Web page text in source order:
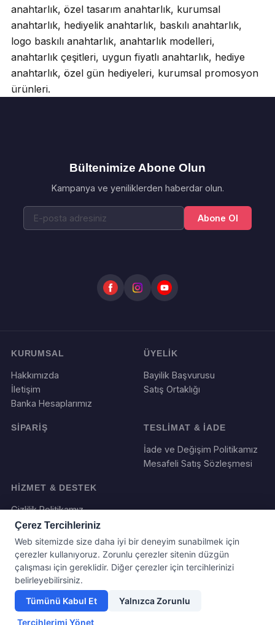
anahtarlık, özel tasarım anahtarlık, kurumsal
anahtarlık, hediyelik anahtarlık, baskılı anahtarlık,
logo baskılı anahtarlık, anahtarlık modelleri,
anahtarlık çeşitleri, uygun fiyatlı anahtarlık, hediye
anahtarlık, özel gün hediyeleri, kurumsal promosyon
ürünleri.
Bültenimize Abone Olun
Kampanya ve yeniliklerden haberdar olun.
Abone Ol
KURUMSAL
Hakkımızda
İletişim
Banka Hesaplarımız
ÜYELİK
Bayilik Başvurusu
Satış Ortaklığı
SİPARİŞ TESLİMAT & İADE
İade ve Değişim Politikamız
Mesafeli Satış Sözleşmesi
HİZMET & DESTEK
Gizlilik Politikamız
Yazılım ve Tasarım : Webboll. Tum haklari saklidir.
Çerez Tercihleriniz
Web sitemizde size daha iyi bir deneyim sunabilmek için
çerezler kullanıyoruz. Zorunlu çerezler sitenin düzgün
çalışması için gereklidir. Diğer çerezler için tercihlerinizi
belirleyebilirsiniz.
Tümünü Kabul Et
Yalnızca Zorunlu
Tercihlerimi Yönet